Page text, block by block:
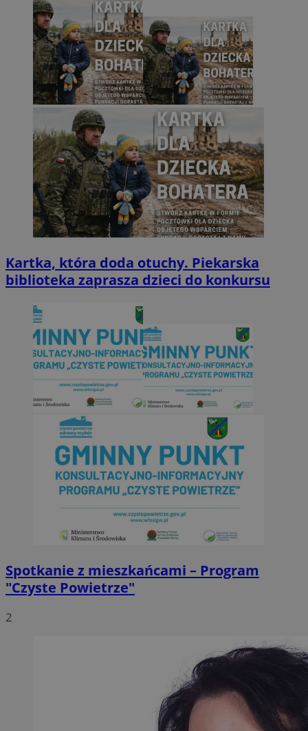
Kartka, która doda otuchy. Piekarska
biblioteka zaprasza dzieci do konkursu
Spotkanie z mieszkańcami – Program
"Czyste Powietrze"
2